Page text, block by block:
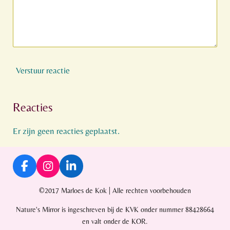
Verstuur reactie
Reacties
Er zijn geen reacties geplaatst.
F
a
b
I
n
s
a
L
i
n
e
©2017 Marloes de Kok | Alle rechten voorbehouden
Nature's Mirror is ingeschreven bij de KVK onder nummer 88428664
en valt onder de KOR.